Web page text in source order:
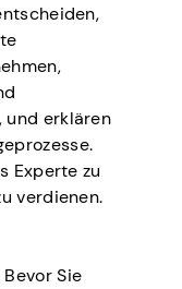
und erklären
Experte zu
verdienen.
Bevor Sie